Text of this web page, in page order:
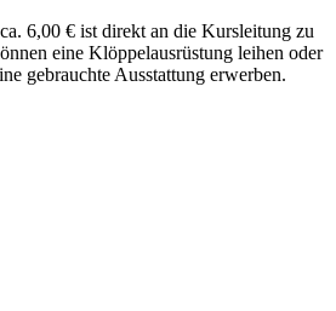
6,00 € ist direkt an die Kursleitung zu
eine Klöppelausrüstung leihen oder
gebrauchte Ausstattung erwerben.